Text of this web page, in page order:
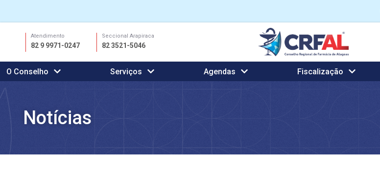
conteúdo
Atendimento
82 9 9971-0247
Seccional Arapiraca
82 3521-5046
O Conselho Serviços Agendas Fiscalização
Notícias